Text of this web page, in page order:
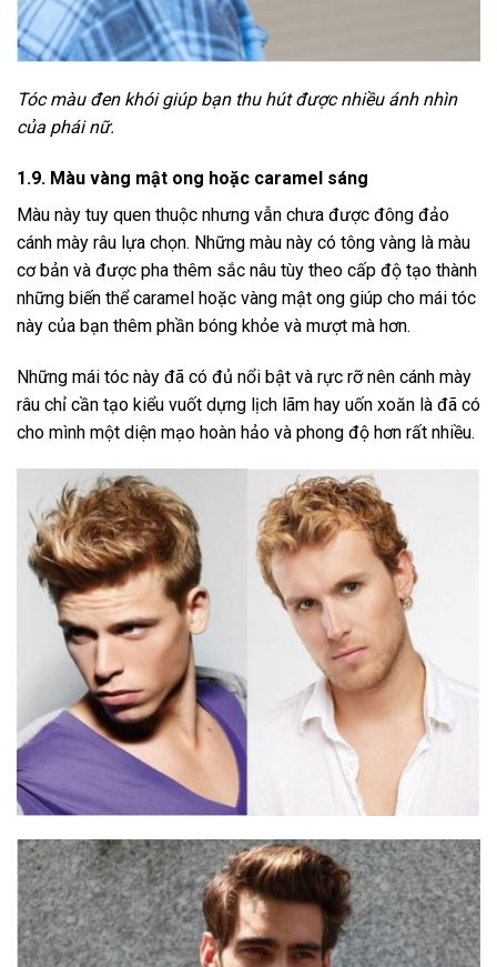
Tóc màu đen khói giúp bạn thu hút được nhiều ánh nhìn
của phái nữ.
1.9. Màu vàng mật ong hoặc caramel sáng
Màu này tuy quen thuộc nhưng vẫn chưa được đông đảo
cánh mày râu lựa chọn. Những màu này có tông vàng là màu
cơ bản và được pha thêm sắc nâu tùy theo cấp độ tạo thành
những biến thể caramel hoặc vàng mật ong giúp cho mái tóc
này của bạn thêm phần bóng khỏe và mượt mà hơn.
Những mái tóc này đã có đủ nổi bật và rực rỡ nên cánh mày
râu chỉ cần tạo kiểu vuốt dựng lịch lãm hay uốn xoăn là đã có
cho mình một diện mạo hoàn hảo và phong độ hơn rất nhiều.